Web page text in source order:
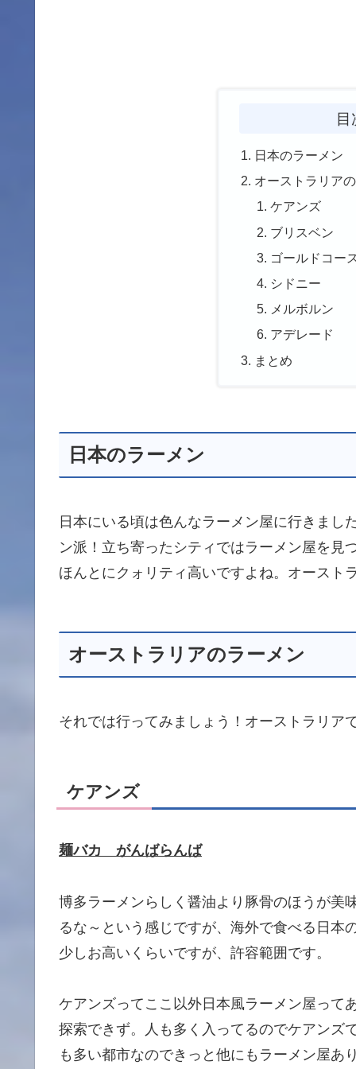
目
日本のラーメン
オーストラリア
ケアンズ
ブリスベン
ゴールドコー
シドニー
メルボルン
アデレード
まとめ
日本のラーメン
日本にいる頃は色んなラーメン屋に行きま
ン派！立ち寄ったシティではラーメン屋を見
ほんとにクォリティ高いですよね。オースト
オーストラリアのラーメン
それでは行ってみましょう！オーストラリア
ケアンズ
麺バカ がんばらんば
博多ラーメンらしく醤油より豚骨のほうが美
るな～という感じですが、海外で食べる日本
少しお高いくらいですが、許容範囲です。
ケアンズってここ以外日本風ラーメン屋って
探索できず。人も多く入ってるのでケアンズ
も多い都市なのできっと他にもラーメン屋あ